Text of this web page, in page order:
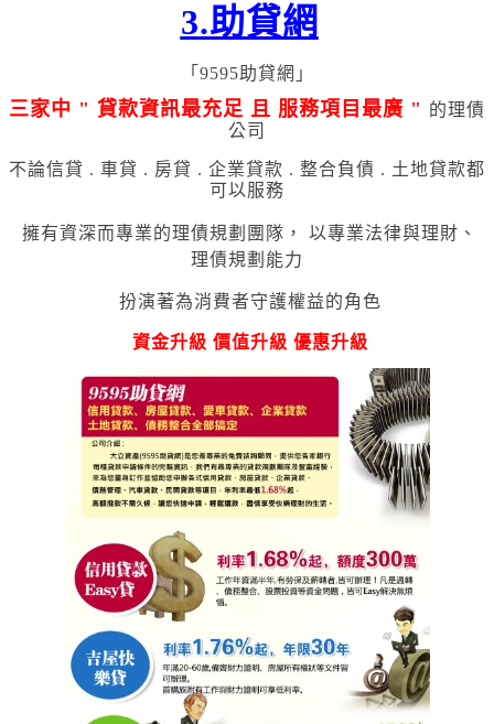
3.助貸網
「9595助貸網」
三家中 " 貸款資訊最充足 且 服務項目最廣 " 的理債
公司
不論信貸 . 車貸 . 房貸 . 企業貸款 . 整合負債 . 土地貸款都
可以服務
擁有資深而專業的理債規劃團隊， 以專業法律與理財、
理債規劃能力
扮演著為消費者守護權益的角色
資金升級 價值升級 優惠升級